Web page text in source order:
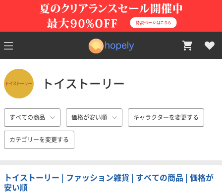
トイストーリー
すべての商品 価格が安い順 キャラクターを変更する
カテゴリーを変更する
トイストーリー | ファッション雑貨 | すべての商品 | 価格が
安い順